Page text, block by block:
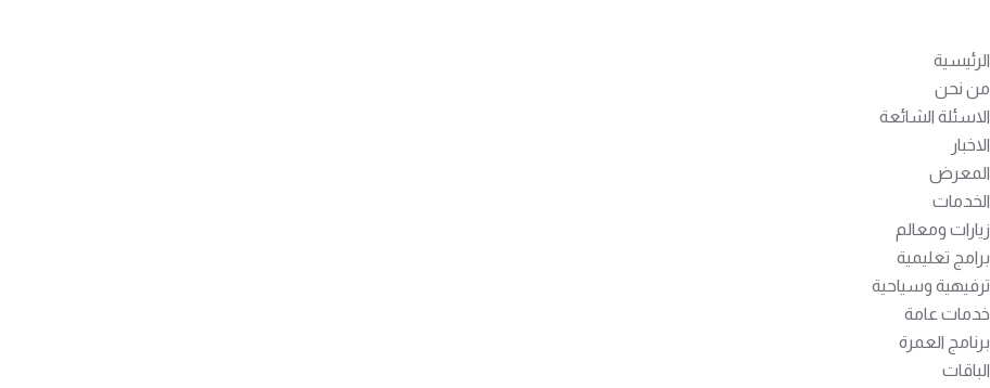
الرئيسية
من نحن
الاسئلة الشائعة
الاخبار
المعرض
الخدمات
زيارات ومعالم
برامج تعليمية
ترفيهية وسياحية
خدمات عامة
برنامج العمرة
الباقات